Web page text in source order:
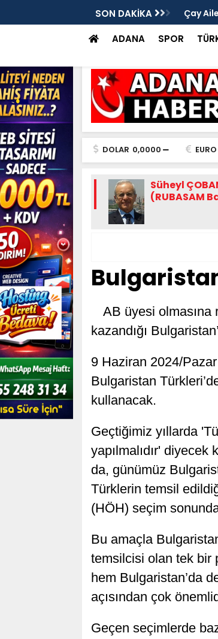
SON DAKİKA
Vitrinde Yerini Aldı Çay
ADANA SPOR
DOLAR 0,0000 EURO
Süheyl
(RUBASAM
AB üyesi olmasına
kazandığı
9 Haziran 2024/
Bulgaristan
kullanacak.
Geçtiğimiz yıllarda
yapılmalıdır' diyecek
da, günümüz
Türklerin temsil
(HÖH) seçim
Bu amaçla
temsilcisi olan tek bir
hem Bulgaristan’da
açısından çok
Geçen seçimlerde